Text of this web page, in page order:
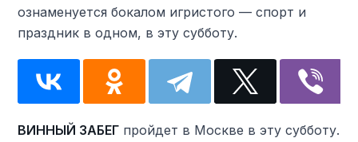
ознаменуется бокалом игристого — спорт и
праздник в одном, в эту субботу.
ВИННЫЙ ЗАБЕГ пройдет в Москве в эту субботу.